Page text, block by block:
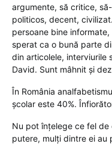
argumente, să critice,
politicos, decent,
persoane bine
sperat ca o bună parte
din articolele, interviurile
David. Sunt mâhnit și
În România
școlar este 40%.
Nu pot înțelege ce fel de
putere, mulți dintre ei au